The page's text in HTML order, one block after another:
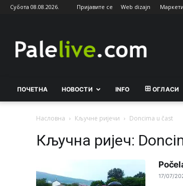
Субота 08.08.2026. Пријавите се Web dizajn
ПОЧЕТНА НОВОСТИ INFO ОГЛАСИ
Насловна Кључне ријечи Doncima u čast
Кључна ријеч:
17/07/